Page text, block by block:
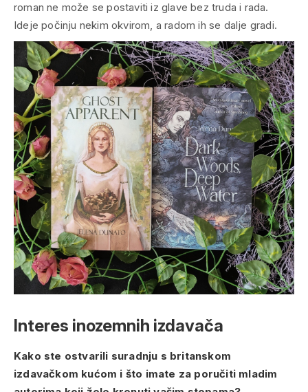
roman ne može se postaviti iz glave bez truda i rada.
Ideje počinju nekim okvirom, a radom ih se dalje gradi.
Interes inozemnih izdavača
Kako ste ostvarili suradnju s britanskom
izdavačkom kućom i što imate za poručiti mladim